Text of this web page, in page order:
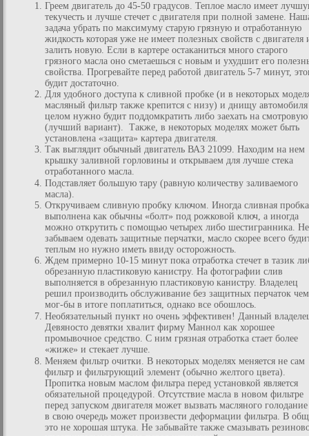
Греем двигатель до 45-50 градусов. Теплое масло имеет
текучесть и лучше стечет с двигателя при полной замене.
задача убрать по максимуму старую грязную и отработанную
жидкость которая уже не имеет полезных свойств с двигателя
залить новую. Если в картере остаканиться много старого
грязного масла оно сметаешься с новым и ухудшит его
свойства. Прогревайте перед работой двигатель 5-7 минут,
будит достаточно.
Для удобного доступа к сливной пробке (и в некоторых
масляный фильтр также крепится с низу) и днищу
целом нужно будит поддомкратить либо заехать на
(лучший вариант). Также, в некоторых моделях может быть
установлена «защита» картера двигателя.
Так выглядит обычный двигатель ВАЗ 21099. Находим на нем
крышку заливной горловины и открываем для лучше стека
отработанного масла.
Подставляет большую тару (равную количеству заливаемого
масла).
Откручиваем сливную пробку ключом. Иногда сливная пробка
выполнена как обычны «болт» под рожковой ключ, а иногда
можно открутить с помощью четырех либо шестигранника. Не
забываем одевать защитные перчатки, масло скорее всего
теплым но нужно иметь ввиду осторожность.
Ждем примерно 10-15 минут пока отработка стечет в тазик
обрезанную пластиковую канистру. На фотографии слив
выполняется в обрезанную пластиковую канистру. Владелец
решил производить обслуживание без защитных перчаток чем
мог-бы в итоге поплатиться, однако все обошлось.
Необязательный пункт но очень эффективен! Данный
Девяносто девятки хвалит фирму Маннол как хорошее
промывочное средство. С ним грязная отработка стает более
«жиже» и стекает лучше.
Меняем фильтр очитки. В некоторых моделях меняется не сам
фильтр и фильтрующий элемент (обычно желтого цвета).
Пропитка новым маслом фильтра перед установкой является
обязательной процедурой. Отсутствие масла в новом фильтре
перед запуском двигателя может вызвать масляного
в свою очередь может произвести деформации фильтра. В
это не хорошая штука. Не забывайте также смазывать